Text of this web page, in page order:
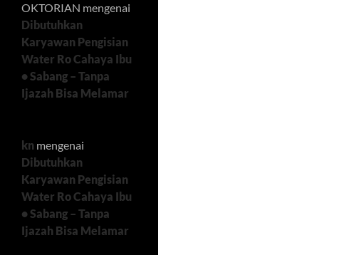
OKTORIAN mengenai
Dibutuhkan
Karyawan Pengisian
Water Ro Cahaya Ibu
• Sabang – Tanpa
Ijazah Bisa Melamar
kn mengenai
Dibutuhkan
Karyawan Pengisian
Water Ro Cahaya Ibu
• Sabang – Tanpa
Ijazah Bisa Melamar